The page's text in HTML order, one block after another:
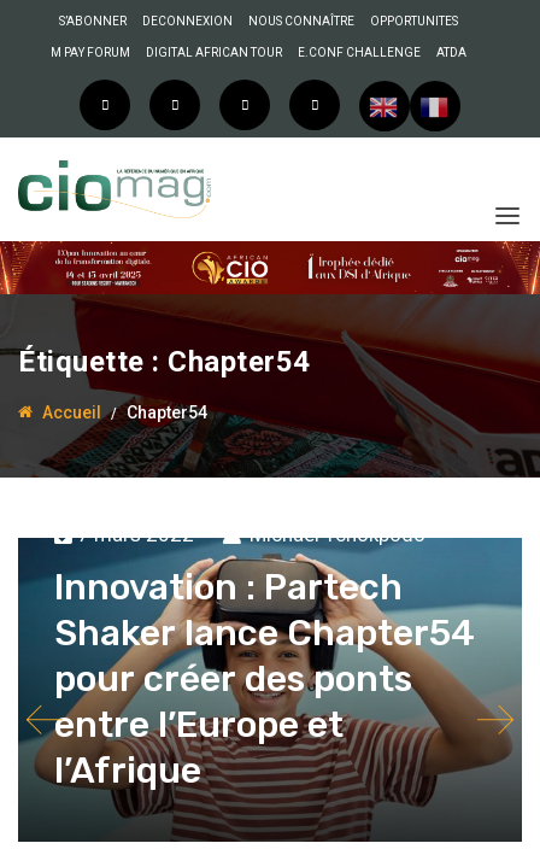
S’ABONNER DECONNEXION NOUS CONNAÎTRE OPPORTUNITES
M PAY FORUM DIGITAL AFRICAN TOUR E.CONF CHALLENGE ATDA
Étiquette : Chapter54
Accueil Chapter54
7 mars 2022 Michaël Tchokpodo
Innovation : Partech
Shaker lance Chapter54
pour créer des ponts
entre l’Europe et
l’Afrique